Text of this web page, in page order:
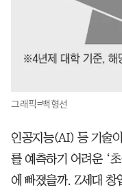
그래픽=백형선
인공지능(AI) 등 기술
를 예측하기 어려운 ‘
에 빠졌을까. Z세대 창